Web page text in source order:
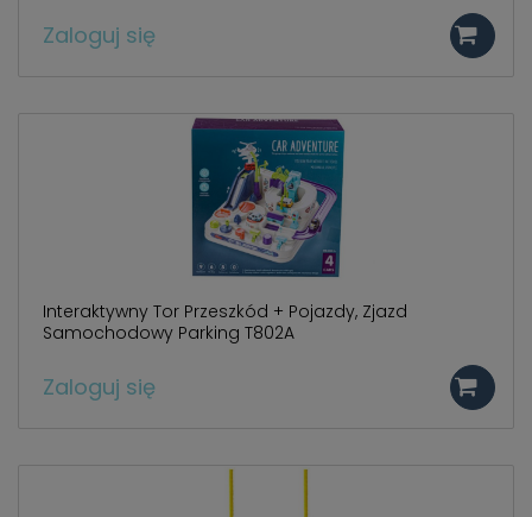
Zaloguj się
Interaktywny Tor Przeszkód + Pojazdy, Zjazd
Samochodowy Parking T802A
Zaloguj się